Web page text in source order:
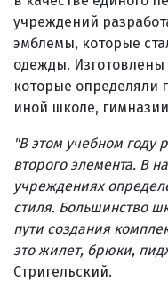
учреждений
эмблемы, которые
одежды.
которые определяли
иной школе,
"В этом учебном году
второго элемента. В
учреждениях
стиля. Большинство
пути создания
это жилет, брюки,
Стригельский.